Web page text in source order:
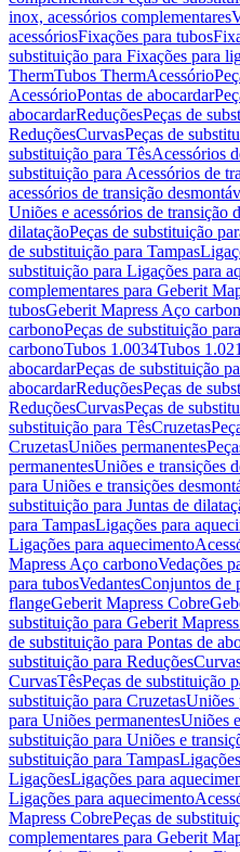
inox, acessórios complementares
acessóriosFixações para tubos
substituição para Fixações para
ThermTubos ThermAcessório
AcessórioPontas de abocardar
abocardarReduçõesPeças de
ReduçõesCurvasPeças de
substituição para TêsAcessórios
substituição para Acessórios de
acessórios de transição
Uniões e acessórios de transição
dilataçãoPeças de substituição
de substituição para Tampas
substituição para Ligações para
complementares para Geberit
tubosGeberit Mapress Aço
carbonoPeças de substituição
carbonoTubos 1.0034Tubos
abocardarPeças de substituição
abocardarReduçõesPeças de
ReduçõesCurvasPeças de
substituição para TêsCruzetas
CruzetasUniões permanentes
permanentesUniões e transições
para Uniões e transições
substituição para Juntas de
para TampasLigações para
Ligações para aquecimento
Mapress Aço carbonoVedações
para tubosVedantesConjuntos de
flangeGeberit Mapress Cobre
substituição para Geberit
de substituição para Pontas de
substituição para Reduções
CurvasTêsPeças de substituição
substituição para CruzetasUniões
para Uniões permanentesUniões
substituição para Uniões e
substituição para TampasLigações
LigaçõesLigações para
Ligações para aquecimento
Mapress CobrePeças de
complementares para Geberit